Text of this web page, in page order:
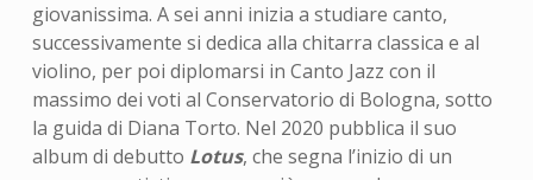
giovanissima. A sei anni inizia a studiare canto,
successivamente si dedica alla chitarra classica e al
violino, per poi diplomarsi in Canto Jazz con il
massimo dei voti al Conservatorio di Bologna, sotto
la guida di Diana Torto. Nel 2020 pubblica il suo
album di debutto Lotus, che segna l’inizio di un